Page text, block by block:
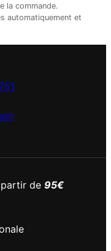
la commande.
automatiquement et
de 95€